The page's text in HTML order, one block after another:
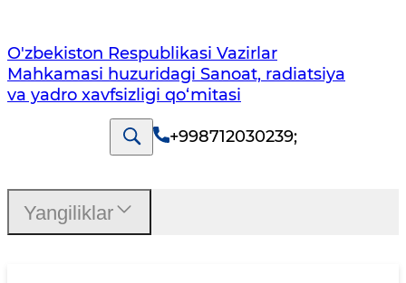
O'zbekiston Respublikasi Vazirlar
Mahkamasi huzuridagi Sanoat, radiatsiya
va yadro xavfsizligi qo‘mitasi
+998712030239;
Yangiliklar